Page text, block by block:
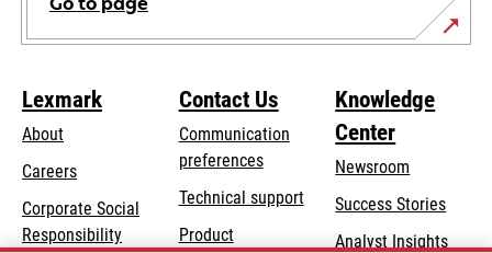
Lexmark
About
Careers
Corporate Social
Responsibilityopens
Contact Us
Communication
preferences
Technical supportopens
Product
Knowledge
Center
Newsroom
Success Stories
Analyst Insights